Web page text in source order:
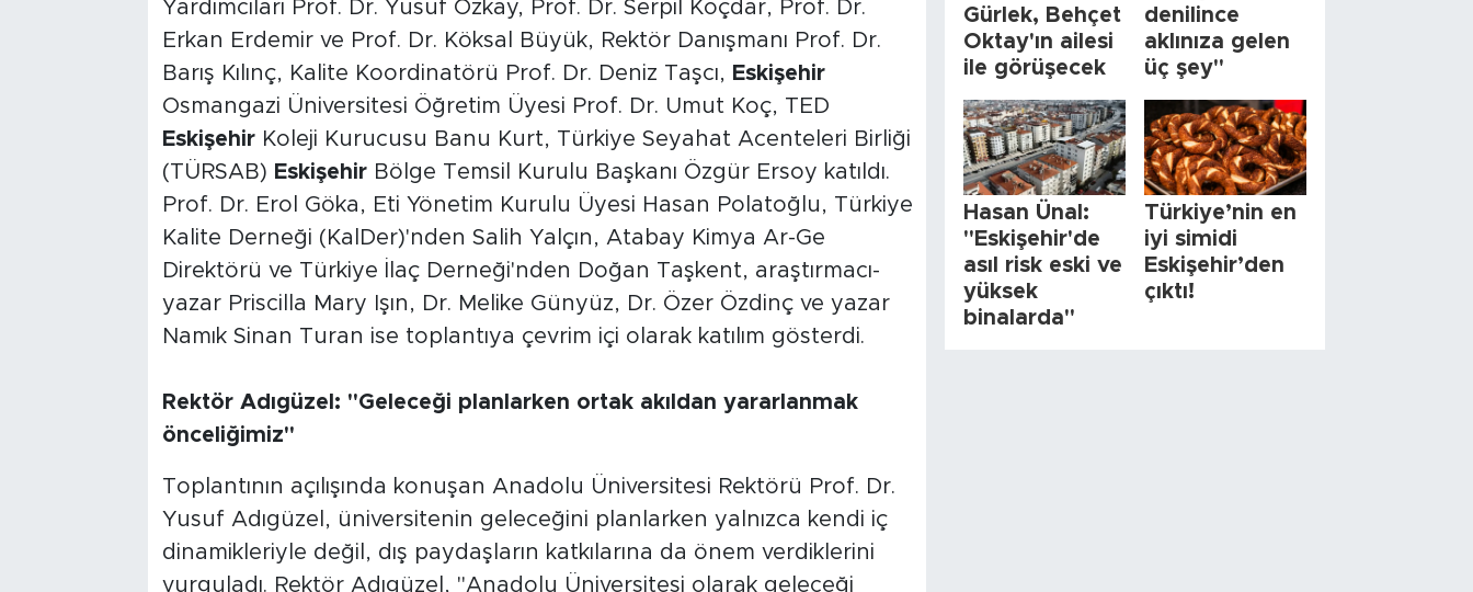
Yardımcıları Prof. Dr. Yusuf Özkay, Prof. Dr. Serpil Koçdar, Prof. Dr.
Erkan Erdemir ve Prof. Dr. Köksal Büyük, Rektör Danışmanı Prof. Dr.
Barış Kılınç, Kalite Koordinatörü Prof. Dr. Deniz Taşcı, Eskişehir
Osmangazi Üniversitesi Öğretim Üyesi Prof. Dr. Umut Koç, TED
EskişehirKoleji Kurucusu Banu Kurt, Türkiye Seyahat Acenteleri Birliği
(TÜRSAB) EskişehirBölge Temsil Kurulu Başkanı Özgür Ersoy katıldı.
Prof. Dr. Erol Göka, Eti Yönetim Kurulu Üyesi Hasan Polatoğlu, Türkiye
Kalite Derneği (KalDer)'nden Salih Yalçın, Atabay Kimya Ar-Ge
Direktörü ve Türkiye İlaç Derneği'nden Doğan Taşkent, araştırmacı-
yazar Priscilla Mary Işın, Dr. Melike Günyüz, Dr. Özer Özdinç ve yazar
Namık Sinan Turan ise toplantıya çevrim içi olarak katılım gösterdi.
Rektör Adıgüzel: "Geleceği planlarken ortak akıldan yararlanmak
önceliğimiz"
Toplantının açılışında konuşan Anadolu Üniversitesi Rektörü Prof. Dr.
Yusuf Adıgüzel, üniversitenin geleceğini planlarken yalnızca kendi iç
dinamikleriyle değil, dış paydaşların katkılarına da önem verdiklerini
vurguladı. Rektör Adıgüzel, "Anadolu Üniversitesi olarak geleceği
Gürlek, Behçet
Oktay'ın ailesi
ile görüşecek
denilince
aklınıza gelen
üç şey"
Hasan Ünal:
"Eskişehir'de
asıl risk eski ve
yüksek
binalarda"
Türkiye’nin en
iyi simidi
Eskişehir’den
çıktı!